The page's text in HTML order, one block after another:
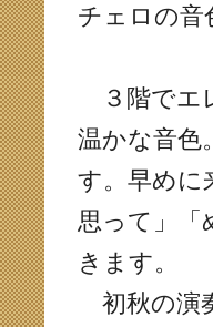
チェロの音
３階でエ
温かな音色
す。早めに
思って」「
きます。
初秋の演